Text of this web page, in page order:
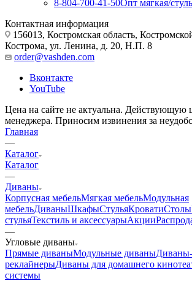
8-804-700-41-50Опт мягкая/
Контактная информация
156013, Костромская область,
Кострома, ул. Ленина, д. 20, Н.П. 8
order@vashden.com
Вконтакте
YouTube
Цена на сайте не актуальна. Действующую
менеджера. Приносим извинения за
Главная
—
Каталог
Каталог
—
Диваны
Корпусная мебельМягкая мебельМодульная
мебельДиваныШкафыСтульяКроватиСтолы
стульяТекстиль и аксессуарыАкции
—
Угловые диваны
Прямые диваныМодульные диваны
реклайнерыДиваны для домашнего
системы